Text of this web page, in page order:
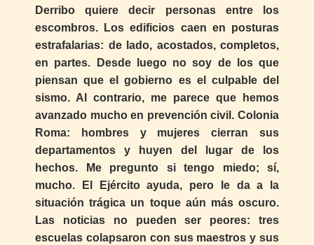
Derribo quiere decir personas entre los
escombros. Los edificios caen en posturas
estrafalarias: de lado, acostados, completos,
en partes. Desde luego no soy de los que
piensan que el gobierno es el culpable del
sismo. Al contrario, me parece que hemos
avanzado mucho en prevención civil. Colonia
Roma: hombres y mujeres cierran sus
departamentos y huyen del lugar de los
hechos. Me pregunto si tengo miedo; sí,
mucho. El Ejército ayuda, pero le da a la
situación trágica un toque aún más oscuro.
Las noticias no pueden ser peores: tres
escuelas colapsaron con sus maestros y sus